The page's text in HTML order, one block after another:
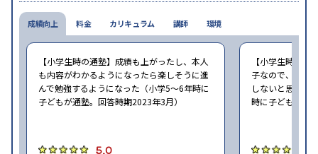
成績向上
【小学生時の通塾】成績も上がったし、本人
も内容がわかるようになったら楽しそうに進
んで勉強するようになった（小学5〜6年時に
子どもが通塾。回答時期2023年3月）
5.0
【小学生時の通
子なので、せめ
しないと思った
時に子どもが通
料金 カリキュラム 講師 環境